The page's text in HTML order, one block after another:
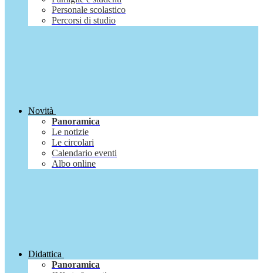
Personale scolastico
Percorsi di studio
Novità
Panoramica
Le notizie
Le circolari
Calendario eventi
Albo online
Didattica
Panoramica